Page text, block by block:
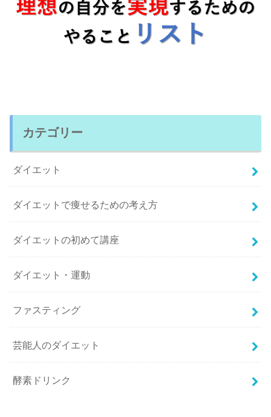
カテゴリー
ダイエット
ダイエットで痩せるための考え方
ダイエットの初めて講座
ダイエット・運動
ファスティング
芸能人のダイエット
酵素ドリンク